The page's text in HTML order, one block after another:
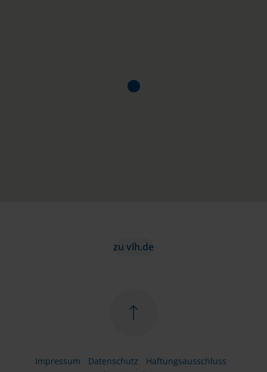
zu vlh.de
Impressum Datenschutz
Haftungsausschluss